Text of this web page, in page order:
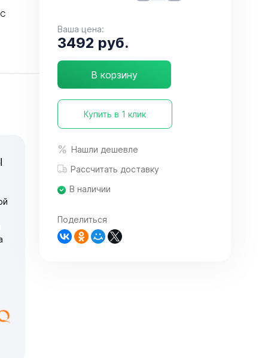
Ваша цена:
3492 руб.
В корзину
Купить в 1 клик
Нашли дешевле
Рассчитать доставку
В наличии
Поделиться